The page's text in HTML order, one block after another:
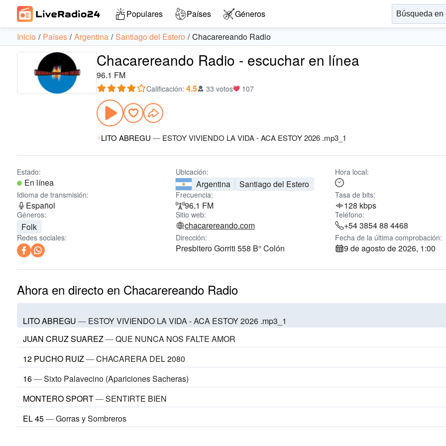
Populares Países Géneros
Inicio Países Argentina Santiago del Estero Chacarereando Radio
Chacarereando Radio - escuchar en línea
96.1 FM
Calificación: 4.5 33 votos 107
LITO ABREGU — ESTOY VIVIENDO LA VIDA - ACA ESTOY 2026 .mp3_1
Estado:
En línea
Ubicación:
Argentina Santiago del Estero
Hora local:
Idioma de transmisión:
Español
Frecuencia:
96.1 FM
Tasa de bits:
128 kbps
Géneros:
Folk
Sitio web:
chacarereando.com
Teléfono:
+54 3854 88 4468
Redes sociales: Dirección:
Presbitero Gorriti 558 B° Colón
Fecha de la última comprobación:
9 de agosto de 2026, 1:00
Ahora en directo en Chacarereando Radio
LITO ABREGU — ESTOY VIVIENDO LA VIDA - ACA ESTOY 2026 .mp3_1
JUAN CRUZ SUAREZ—QUE NUNCA NOS FALTE AMOR
12 PUCHO RUIZ—CHACARERA DEL 2080
16—Sixto Palavecino (Apariciones Sacheras)
MONTERO SPORT—SENTIRTE BIEN
EL 45—Gorras y Sombreros